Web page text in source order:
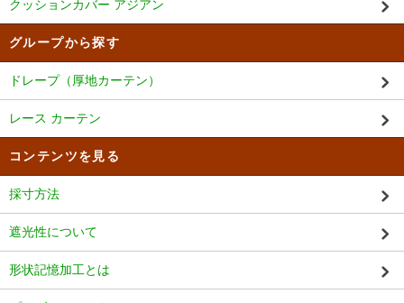
クッションカバー アジアン
グループから探す
ドレープ（厚地カーテン）
レース カーテン
コンテンツを見る
採寸方法
遮光性について
形状記憶加工とは